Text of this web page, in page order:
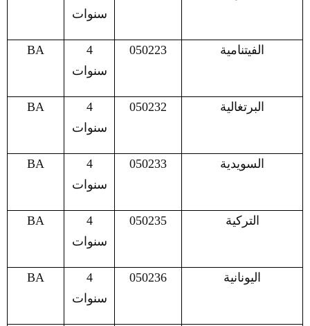
سنوات
الفيتنامية 050223
4
سنوات
BA
البرتغالية 050232
4
سنوات
BA
السويدية 050233
4
سنوات
BA
التركية 050235
4
سنوات
BA
اليونانية 050236
4
سنوات
BA